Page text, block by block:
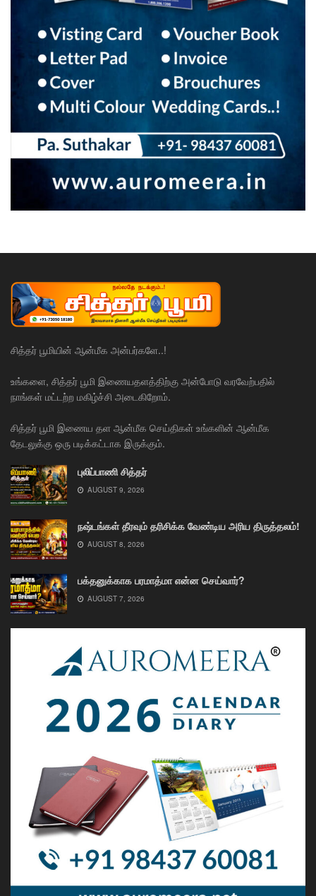
சித்தர் பூமியின் ஆன்மீக அன்பர்களே..!
உங்களை, சித்தர் பூமி இணையதளத்திற்கு அன்போடு வரவேற்பதில்
நாங்கள் மட்டற்ற மகிழ்ச்சி அடைகிறோம்.
சித்தர் பூமி இணைய தள ஆன்மீக செய்திகள் உங்களின் ஆன்மீக
தேடலுக்கு ஒரு படிக்கட்டாக இருக்கும்.
புலிப்பாணி சித்தர்
AUGUST 9, 2026
நஷ்டங்கள் தீரவும் தரிசிக்க வேண்டிய அரிய திருத்தலம்!
AUGUST 8, 2026
பக்தனுக்காக பரமாத்மா என்ன செய்வார்?
AUGUST 7, 2026